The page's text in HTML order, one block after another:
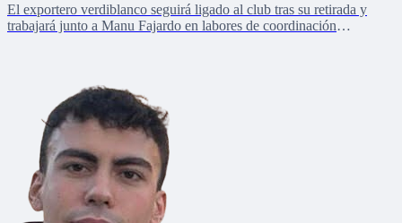
El exportero verdiblanco seguirá ligado al club tras su retirada y
trabajará junto a Manu Fajardo en labores de coordinación